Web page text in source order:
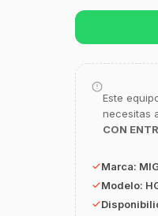
Este
necesitas
CON
Marca:
Modelo: